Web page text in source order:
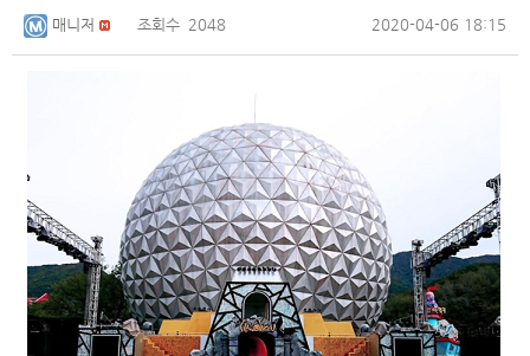
매니저 조회수 2048 2020-04-06 18:15